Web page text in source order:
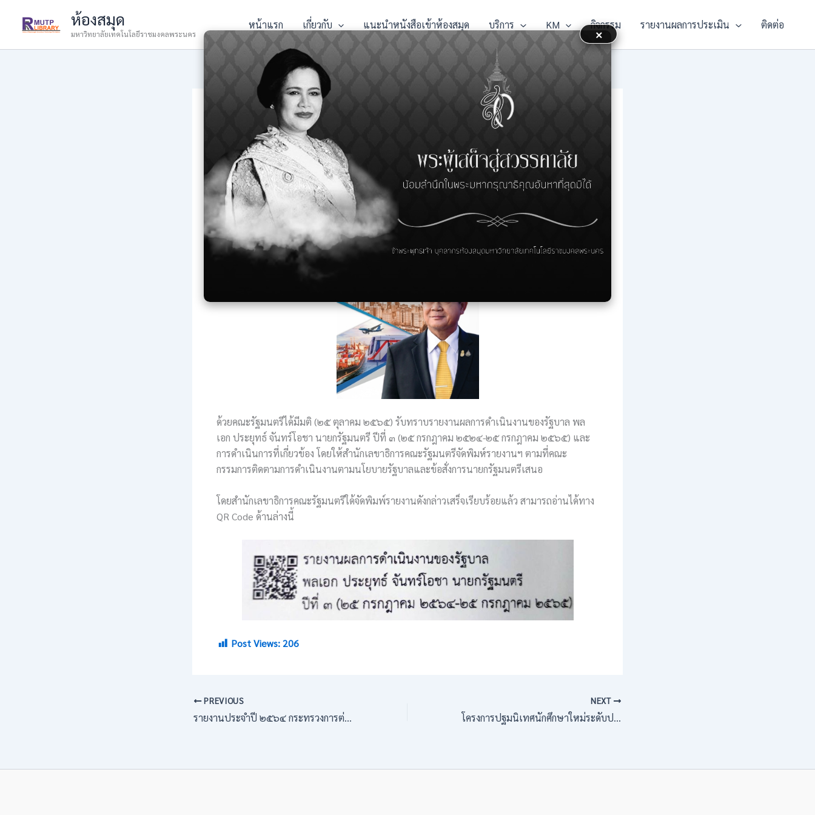
×
ห้องสมุด
มหาวิทยาลัยเทคโนโลยีราชมงคลพระนคร
หน้าแรก เกี่ยวกับ แนะนำหนังสือเข้าห้องสมุด บริการ KM กิจกรรม รายงานผลการประเมิน ติดต่อ
รายงานผลการดำเนินงานของรัฐบาล พลเอก
ประยุทธ์ จันทร์โอชา นายกรัฐมนตรี ปีที่ ๓
By admin/6 December, 2022
ด้วยคณะรัฐมนตรีได้มีมติ (๒๕ ตุลาคม ๒๕๖๕) รับทราบรายงานผลการดำเนินงานของรัฐบาล พล
เอก ประยุทธ์ จันทร์โอชา นายกรัฐมนตรี ปีที่ ๓ (๒๕ กรกฎาคม ๒๕๒๔-๒๕ กรกฎาคม ๒๕๖๕) และ
การดำเนินการที่เกี่ยวข้อง โดยให้สำนักเลขาธิการคณะรัฐมนตรีจัดพิมห์รายงานฯ ตามที่คณะ
กรรมการติดตามการดำเนินงานตามนโยบายรัฐบาลและข้อสั่งการนายกรัฐมนตรีเสนอ
โดยสำนักเลขาธิการคณะรัฐมนตรีใด้จัดพิมพ์รายงานดังกล่าวเสร็จเรียบร้อยแล้ว สามารถอ่านได้ทาง
QR Code ด้านล่างนี้
Post Views:206
PREVIOUS
รายงานประจำปี ๒๕๖๔ กระทรวงการต่างประเทศ
NEXT
โครงการปฐมนิเทศนักศึกษาใหม่ระดับปริญญาโท ระยะที่ 2 ภาคการศึกษาที่ 1 ประจำปีการศึกษา 2565